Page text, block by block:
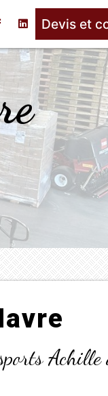
Devis et
Achille